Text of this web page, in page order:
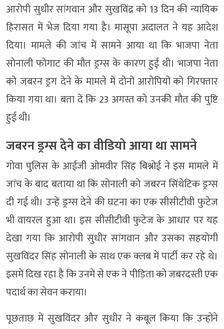
आरोपी सुधीर सांगवान और सुखविंद्र को 13 दिन की न्यायिक
हिरासत में भेज दिया गया है। मासूपा अदालत ने यह आदेश
दिया। मामले की जांच में सामने आया था कि भाजपा नेता
सोनाली फोगाट की मौत ड्रग्स के कारण हुई थी। भाजपा नेता
को जबरन ड्रग देने के मामले में दोनों आरोपियों को गिरफ्तार
किया गया था। बता दें कि 23 अगस्त को उनकी मौत की पुष्टि
हुई थी।
जबरन ड्रग्स देने का वीडियो आया था सामने
गोवा पुलिस के आईजी ओमवीर सिंह बिश्नोई ने इस मामले में
जांच के बाद बताया था कि सोनाली को जबरन सिंथेटिक ड्रग्स
दी गई थी। उन्हें ड्रग्स देने की घटना का एक सीसीटीवी फुटेज
भी वायरल हुआ था। इस सीसीटीवी फुटेज के आधार पर यह
देखा गया कि आरोपी सुधीर सांगवान और उसका सहयोगी
सुखविंदर सिंह सोनाली के साथ एक क्लब में पार्टी कर रहे थे।
इसमें दिख रहा है कि उनमें से एक ने पीड़िता को जबरदस्ती एक
पदार्थ का सेवन कराया।
पूछताछ में सुखविंदर और सुधीर ने कबूल किया कि उन्होंने